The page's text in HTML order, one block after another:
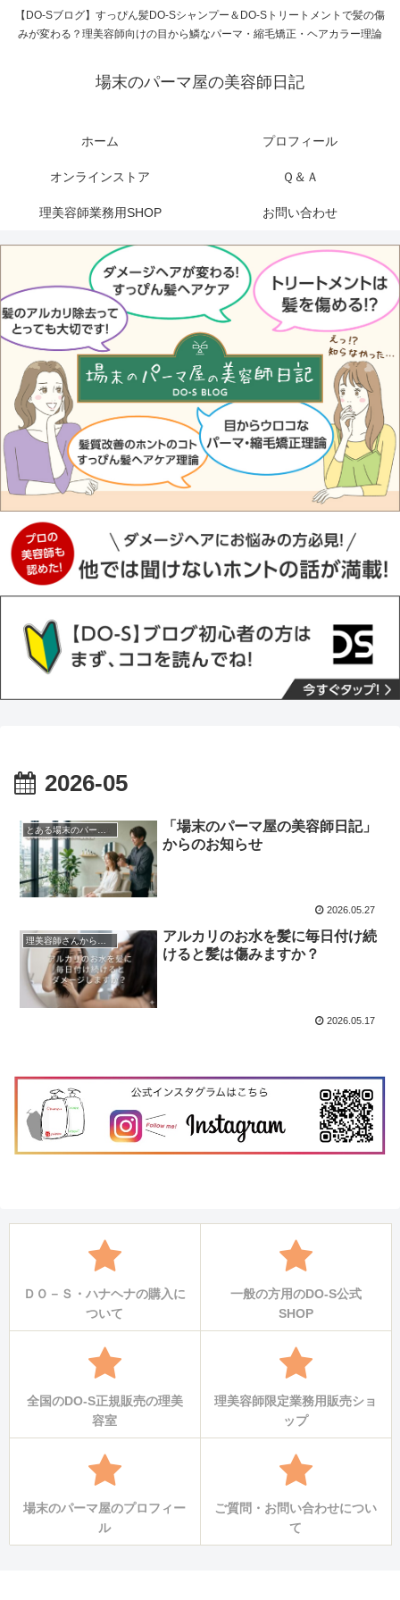
【DO-Sブログ】すっぴん髪DO-Sシャンプー＆DO-Sトリートメントで髪の傷
みが変わる？理美容師向けの目から鱗なパーマ・縮毛矯正・ヘアカラー理論
場末のパーマ屋の美容師日記
ホーム プロフィール
オンラインストア Ｑ＆Ａ
理美容師業務用SHOP お問い合わせ
2026-05
「場末のパーマ屋の美容師日記」
からのお知らせ
2026.05.27
アルカリのお水を髪に毎日付け続
けると髪は傷みますか？
2026.05.17
ＤＯ－Ｓ・ハナヘナの購入に
ついて
一般の方用のDO-S公式
SHOP
全国のDO-S正規販売の理美
容室
理美容師限定業務用販売ショ
ップ
場末のパーマ屋のプロフィー
ル
ご質問・お問い合わせについ
て